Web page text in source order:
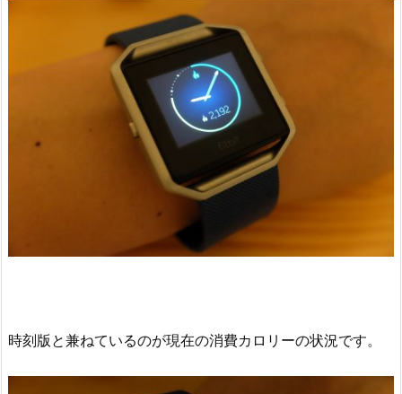
時刻版と兼ねているのが現在の消費カロリーの状況です。